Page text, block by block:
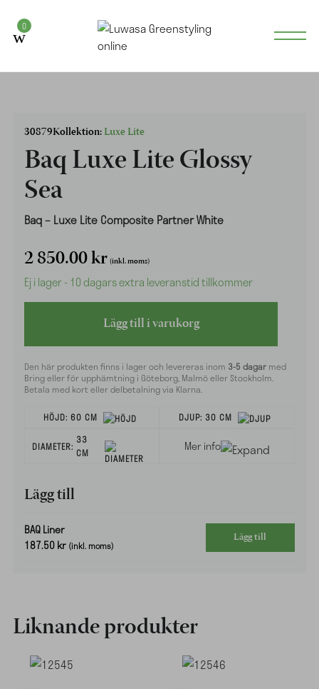
0
30879Kollektion:Luxe Lite
Baq Luxe Lite Glossy
Sea
Baq – Luxe Lite Composite Partner White
2 850.00kr (inkl. moms)
Ej i lager - 10 dagars extra leveranstid tillkommer
Lägg till i varukorg
Den här produkten finns i lager och levereras inom 3-5 dagar med
Bring eller för upphämtning i Göteborg, Malmö eller Stockholm.
Betala med kort eller delbetalning via Klarna.
HÖJD: 60 CM DJUP: 30 CM
DIAMETER:
33
CM
Mer info
Lägg till
BAQ Liner
187.50kr (inkl. moms)
Lägg till
Liknande produkter